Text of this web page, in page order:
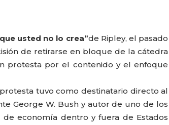
usted no lo crea”de Ripley, el pasado
de retirarse en bloque de la cátedra
protesta por el contenido y el enfoque
tuvo como destinatario directo al
George W. Bush y autor de uno de los
economía dentro y fuera de Estados